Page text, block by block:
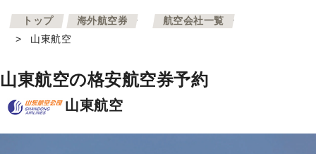
トップ >
海外航空券 >
航空会社一覧
>
山東航空
山東航空の格安航空券予約
山東航空